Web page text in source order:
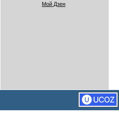
Мой Дзен